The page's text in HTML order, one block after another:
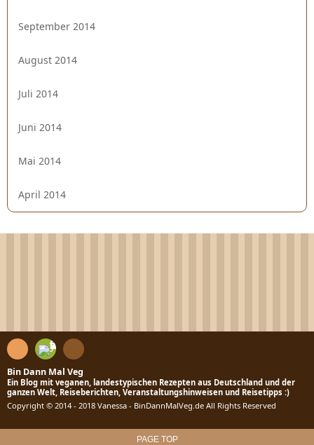
September 2014
August 2014
Juli 2014
Juni 2014
Mai 2014
April 2014
R
SS
Fee
dly
ont
act
Bin Dann Mal Veg
Ein Blog mit veganen, landestypischen Rezepten aus Deutschland und der
ganzen Welt, Reiseberichten, Veranstaltungshinweisen und Reisetipps :)
Copyright © 2014 - 2018 Vanessa - BinDannMalVeg.de All Rights Reserved
PAGE TOP